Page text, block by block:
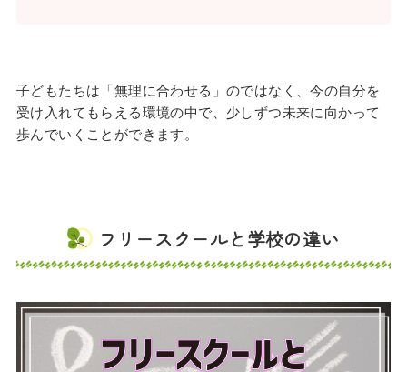
子どもたちは「無理に合わせる」のではなく、今の自分を
受け入れてもらえる環境の中で、少しずつ未来に向かって
歩んでいくことができます。
フリースクールと学校の違い